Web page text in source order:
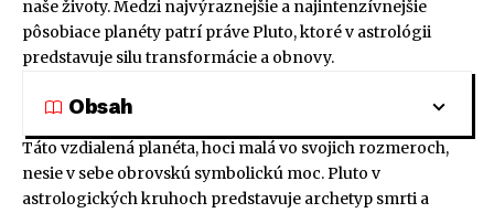
naše životy. Medzi najvýraznejšie a najintenzívnejšie
pôsobiace planéty patrí práve Pluto, ktoré v astrológii
predstavuje silu transformácie a obnovy.
Obsah
Táto vzdialená planéta, hoci malá vo svojich rozmeroch,
nesie v sebe obrovskú symbolickú moc. Pluto v
astrologických kruhoch predstavuje archetyp smrti a